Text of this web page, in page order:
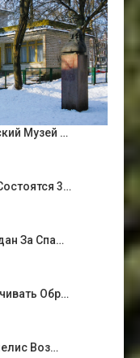
Музей …
3…
За Спа…
Обр…
Воз…